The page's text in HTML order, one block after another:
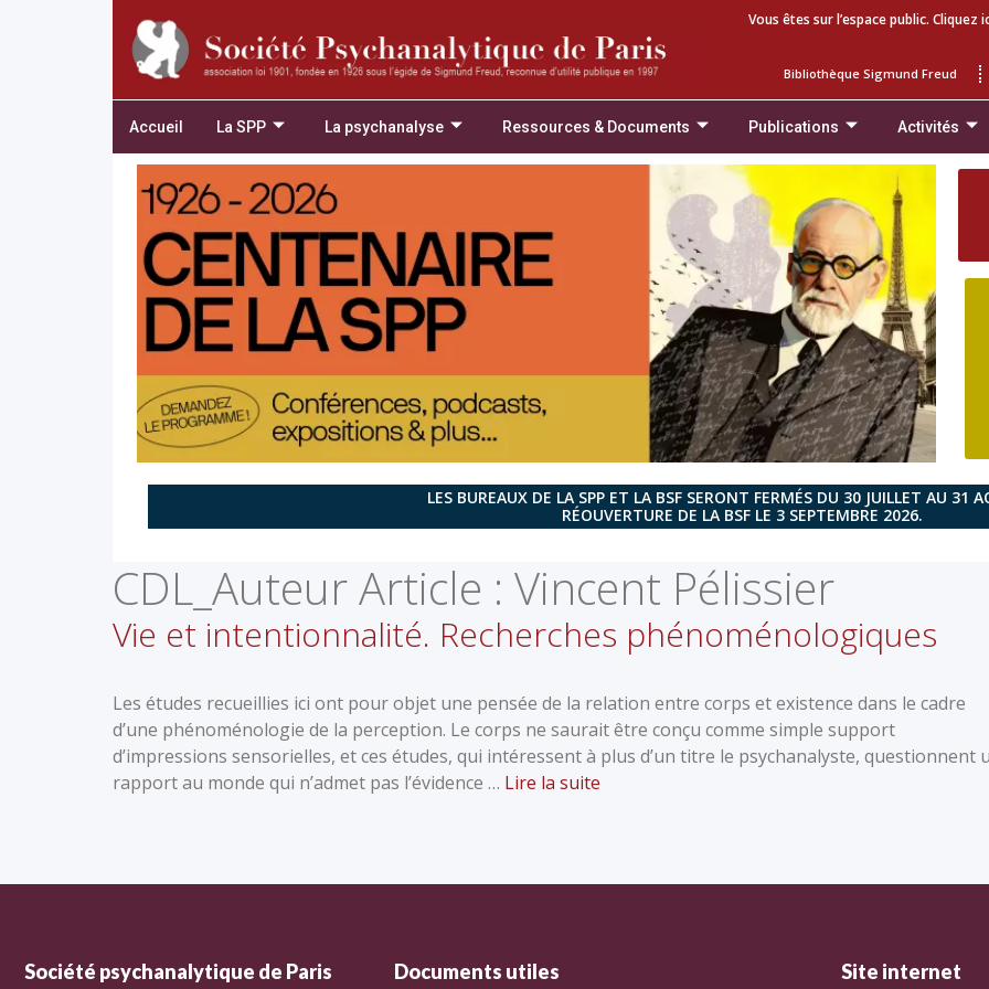
Vous êtes sur l’espace public.
Bibliothèque Sigmund Freud
Accueil La SPP La psychanalyse Ressources & Documents Publications Activités
LES BUREAUX DE LA SPP ET LA BSF SERONT FERMÉS DU 30 JUILLET AU 31
RÉOUVERTURE DE LA BSF LE 3 SEPTEMBRE 2026.
CDL_Auteur Article : Vincent Pélissier
Vie et intentionnalité. Recherches phénoménologiques
Les études recueillies ici ont pour objet une pensée de la relation entre corps et existence dans le cadre
d’une phénoménologie de la perception. Le corps ne saurait être conçu comme simple support
d’impressions sensorielles, et ces études, qui intéressent à plus d’un titre le psychanalyste, questionnent
rapport au monde qui n’admet pas l’évidence … Lire la suite
Société psychanalytique de Paris Documents utiles Site internet